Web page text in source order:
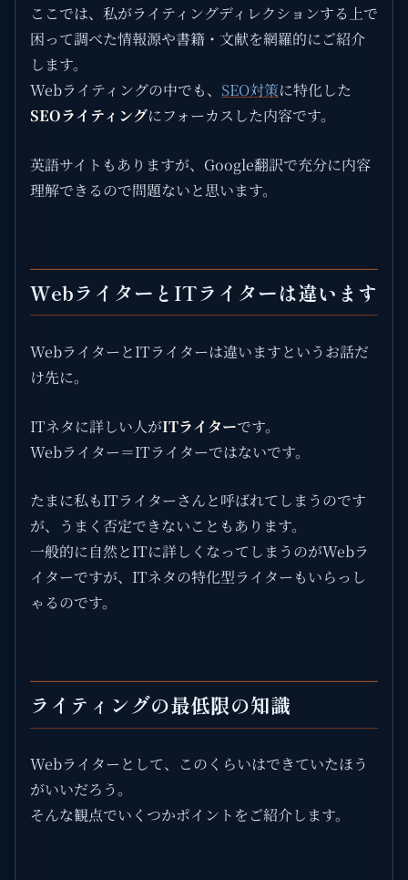
ここでは、私がライティングディレクションする上で
困って調べた情報源や書籍・文献を網羅的にご紹介
します。
Webライティングの中でも、 SEO対策に特化した
SEOライティングにフォーカスした内容です。
英語サイトもありますが、Google翻訳で充分に内容
理解できるので問題ないと思います。
WebライターとITライターは違います
WebライターとITライターは違いますというお話だ
け先に。
ITネタに詳しい人がITライターです。
Webライター＝ITライターではないです。
たまに私もITライターさんと呼ばれてしまうのです
が、うまく否定できないこともあります。
一般的に自然とITに詳しくなってしまうのがWebラ
イターですが、ITネタの特化型ライターもいらっし
ゃるのです。
ライティングの最低限の知識
Webライターとして、このくらいはできていたほう
がいいだろう。
そんな観点でいくつかポイントをご紹介します。